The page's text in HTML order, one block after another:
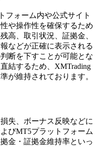
フォーム内や公式サイト
や操作性を確保するため
高、取引状況、証拠金、
などが正確に表示される
断を下すことが可能とな
結するため、XMTrading
が維持されております。
失、ボーナス反映などに
びMT5プラットフォーム
金・証拠金維持率といっ